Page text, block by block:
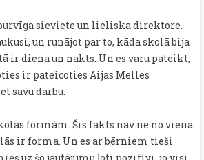
sieviete un lieliska direktore.
un runājot par to, kāda skolā bija
ir diena un nakts. Un es varu pateikt,
ir pateicoties Aijas Melles
savu darbu.
formām. Šis fakts nav ne no viena
ir forma. Un es ar bērniem tieši
uz šo jautājumu ļoti pozitīvi, jo visi